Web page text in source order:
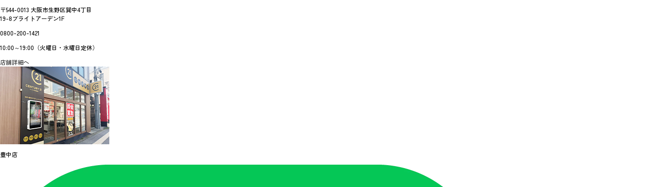
〒544-0013 大阪市生野区巽中4丁目
19-8ブライトアーデン1F
0800-200-1421
10:00～19:00（火曜日・水曜日定休）
店舗詳細へ
豊中店